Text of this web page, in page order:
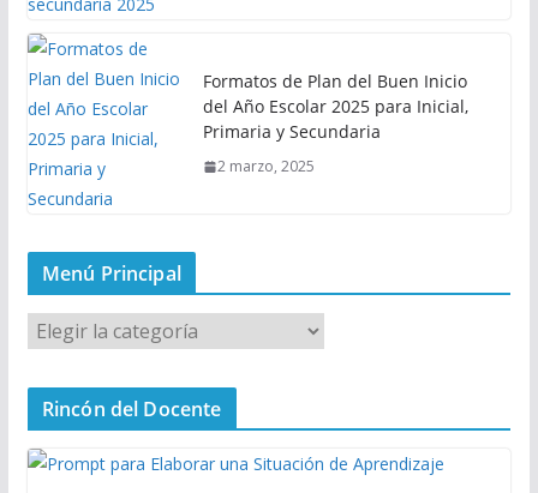
Formatos de Plan del Buen Inicio
del Año Escolar 2025 para Inicial,
Primaria y Secundaria
2 marzo, 2025
Menú Principal
M
e
n
P
Rincón del Docente